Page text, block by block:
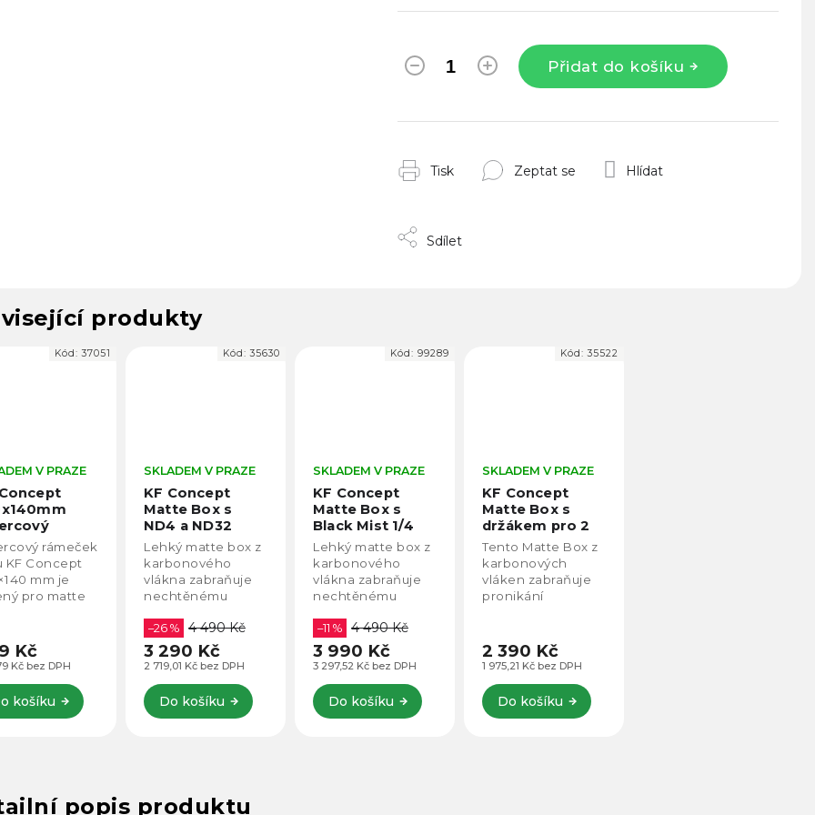
Přidat do košíku
Tisk Zeptat se Hlídat
Sdílet
produkty
filtru
matte box
V PRAZE
Kč bez DPH
Kč
košíku
rámeček
KF Concept
mm je
pro matte
a
s K&F
Kód:37051
KF Concept
Matte Box s
ND4 a ND32
filtry
100x140mm a
2x nástavcem
SKU.2182V1
SKLADEM V PRAZE
2 719,01 Kč bez DPH
–26 % 4 490 Kč
3 290 Kč
Do košíku
Lehký matte box z
karbonového
vlákna zabraňuje
nechtěnému
dva 4x5.65" filtry.
Kompatibilní s
objektivy (67-
ND8 a ND32 filtry s
odolnou nano...
Kód:35630
KF Concept
Matte Box s
Black Mist 1/4
čtvercovým
filtrem 100x140
SKU.2248
SKLADEM V PRAZE
3 297,52 Kč bez DPH
–11 % 4 490 Kč
3 990 Kč
Do košíku
Lehký matte box z
karbonového
vlákna zabraňuje
nechtěnému
dva 4x5.65" filtry.
Kompatibilní s
objektivy (67-
Black Mist 1/4 filtr s
odolnou Nano...
Kód: 99289
KF Concept
Matte Box s
držákem pro 2
čtvercové filtry
SKU.2180 /
SKU.2180V1
SKLADEM V PRAZE
1 975,21 Kč bez DPH
2 390 Kč
Do košíku
Tento Matte Box z
karbonových
vláken zabraňuje
pronikání
jasné, kontrastní
snímky. Je
širokou škálou
objektivů a nabízí
Kód:35522
popis produktu